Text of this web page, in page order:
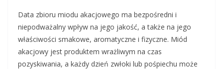
Data zbioru miodu akacjowego ma bezpośredni i
niepodważalny wpływ na jego jakość, a także na jego
właściwości smakowe, aromatyczne i fizyczne. Miód
akacjowy jest produktem wrażliwym na czas
pozyskiwania, a każdy dzień zwłoki lub pośpiechu może